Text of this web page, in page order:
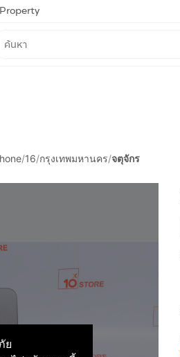
/16/กรุงเทพมหานคร/จตุจักร
ย